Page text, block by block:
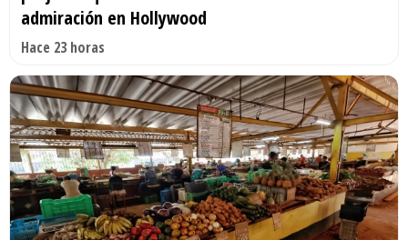
admiración en Hollywood
Hace 23 horas